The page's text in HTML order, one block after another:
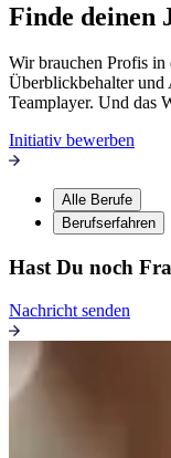
Finde deinen
Wir brauchen Profis in
Überblickbehalter und
Teamplayer. Und das
Initiativ bewerben
Alle Berufe
Berufserfahren
Hast Du noch
Nachricht senden